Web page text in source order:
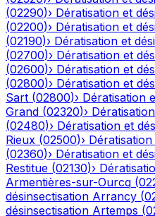
(02290)› Dératisation et
(02200)› Dératisation et
(02190)› Dératisation et
(02700)› Dératisation et
(02600)› Dératisation et
(02800)› Dératisation et
Sart (02800)› Dératisation
Grand (02320)›
(02480)› Dératisation et
Rieux (02500)›
(02360)› Dératisation et
Restitue (02130)›
Armentières-sur-Ourcq (
désinsectisation Arrancy (
désinsectisation Artemps (